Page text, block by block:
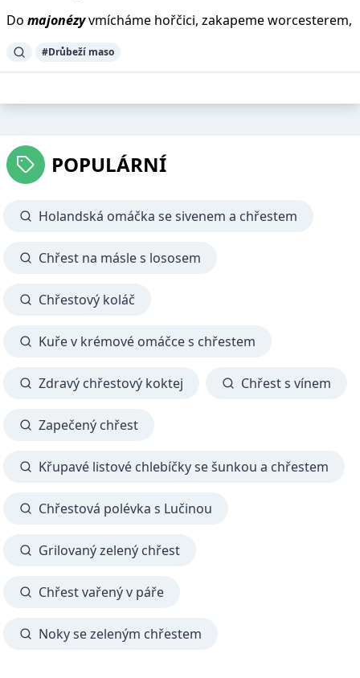
Do majonézyvmícháme hořčici, zakapeme worcesterem,
#Drůbeží maso
POPULÁRNÍ
Holandská omáčka se sivenem a chřestem
Chřest na másle s lososem
Chřestový koláč
Kuře v krémové omáčce s chřestem
Zdravý chřestový koktej Chřest s vínem
Zapečený chřest
Křupavé listové chlebíčky se šunkou a chřestem
Chřestová polévka s Lučinou
Grilovaný zelený chřest
Chřest vařený v páře
Noky se zeleným chřestem